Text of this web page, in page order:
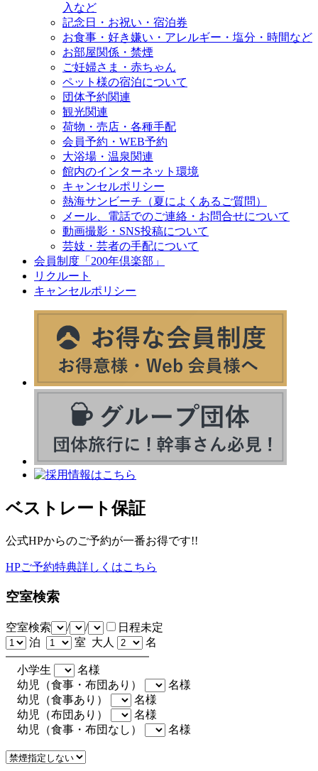
入など
記念日・お祝い・宿泊券
お食事・好き嫌い・アレルギー・塩分・時間など
お部屋関係・禁煙
ご妊婦さま・赤ちゃん
ペット様の宿泊について
団体予約関連
観光関連
荷物・売店・各種手配
会員予約・WEB予約
大浴場・温泉関連
館内のインターネット環境
キャンセルポリシー
熱海サンビーチ（夏によくあるご質問）
メール、電話でのご連絡・お問合せについて
動画撮影・SNS投稿について
芸妓・芸者の手配について
会員制度「200年倶楽部」
リクルート
キャンセルポリシー
ベストレート保証
公式HPからのご予約が一番お得です!!
HPご予約特典詳しくはこちら
空室検索
空室検索 / /
日程未定
泊
室 大人 名
小学生
名様
幼児（食事・布団あり）
名様
幼児（食事あり）
名様
幼児（布団あり）
名様
幼児（食事・布団なし）
名様